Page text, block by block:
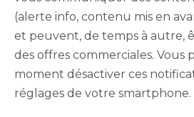
(alerte info, contenu mis en
et peuvent, de temps à autre,
des offres commerciales. Vous
moment désactiver ces
réglages de votre smartphone.